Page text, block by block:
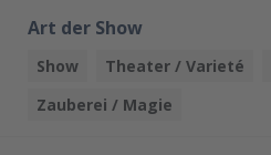
Art der Show
Show Theater / Varieté
Zauberei / Magie